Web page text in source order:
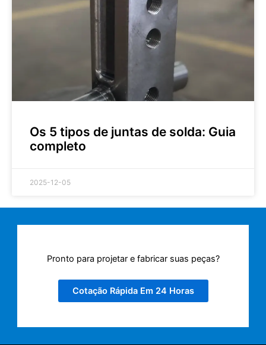
Os 5 tipos de juntas de solda: Guia
completo
2025-12-05
Pronto para projetar e fabricar suas peças?
Cotação Rápida Em 24 Horas